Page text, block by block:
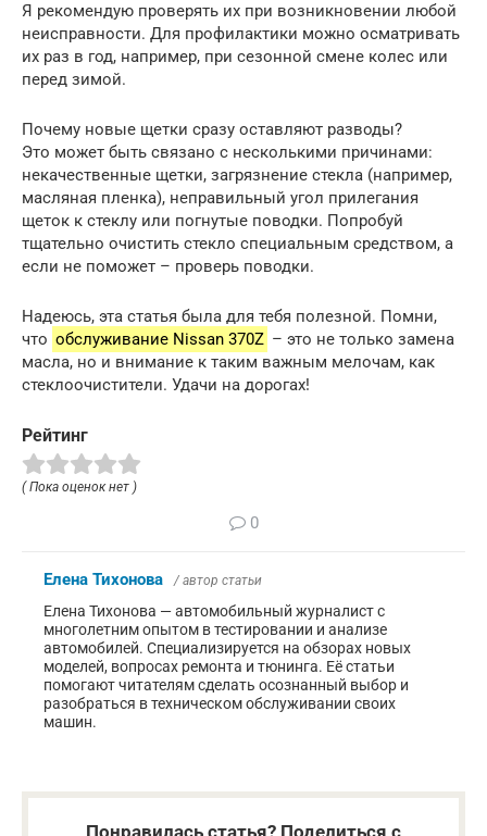
Я рекомендую проверять их при возникновении любой
неисправности. Для профилактики можно осматривать
их раз в год, например, при сезонной смене колес или
перед зимой.
Почему новые щетки сразу оставляют разводы?
Это может быть связано с несколькими причинами:
некачественные щетки, загрязнение стекла (например,
масляная пленка), неправильный угол прилегания
щеток к стеклу или погнутые поводки. Попробуй
тщательно очистить стекло специальным средством, а
если не поможет – проверь поводки.
Надеюсь, эта статья была для тебя полезной. Помни,
что обслуживание Nissan 370Z – это не только замена
масла, но и внимание к таким важным мелочам, как
стеклоочистители. Удачи на дорогах!
Рейтинг
( Пока оценок нет )
0
Елена Тихонова / автор статьи
Елена Тихонова — автомобильный журналист с
многолетним опытом в тестировании и анализе
автомобилей. Специализируется на обзорах новых
моделей, вопросах ремонта и тюнинга. Её статьи
помогают читателям сделать осознанный выбор и
разобраться в техническом обслуживании своих
машин.
Понравилась статья? Поделиться с